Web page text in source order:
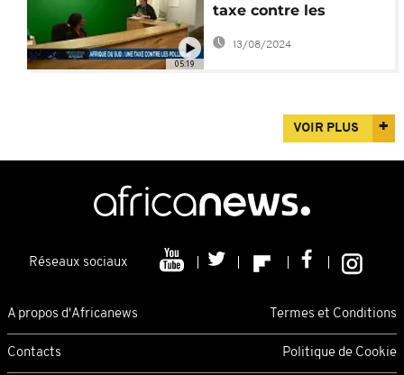
05:19
taxe contre les
pollueurs
13/08/2024
VOIR PLUS
Réseaux sociaux
A propos d'Africanews Termes et Conditions
Contacts Politique de Cookie